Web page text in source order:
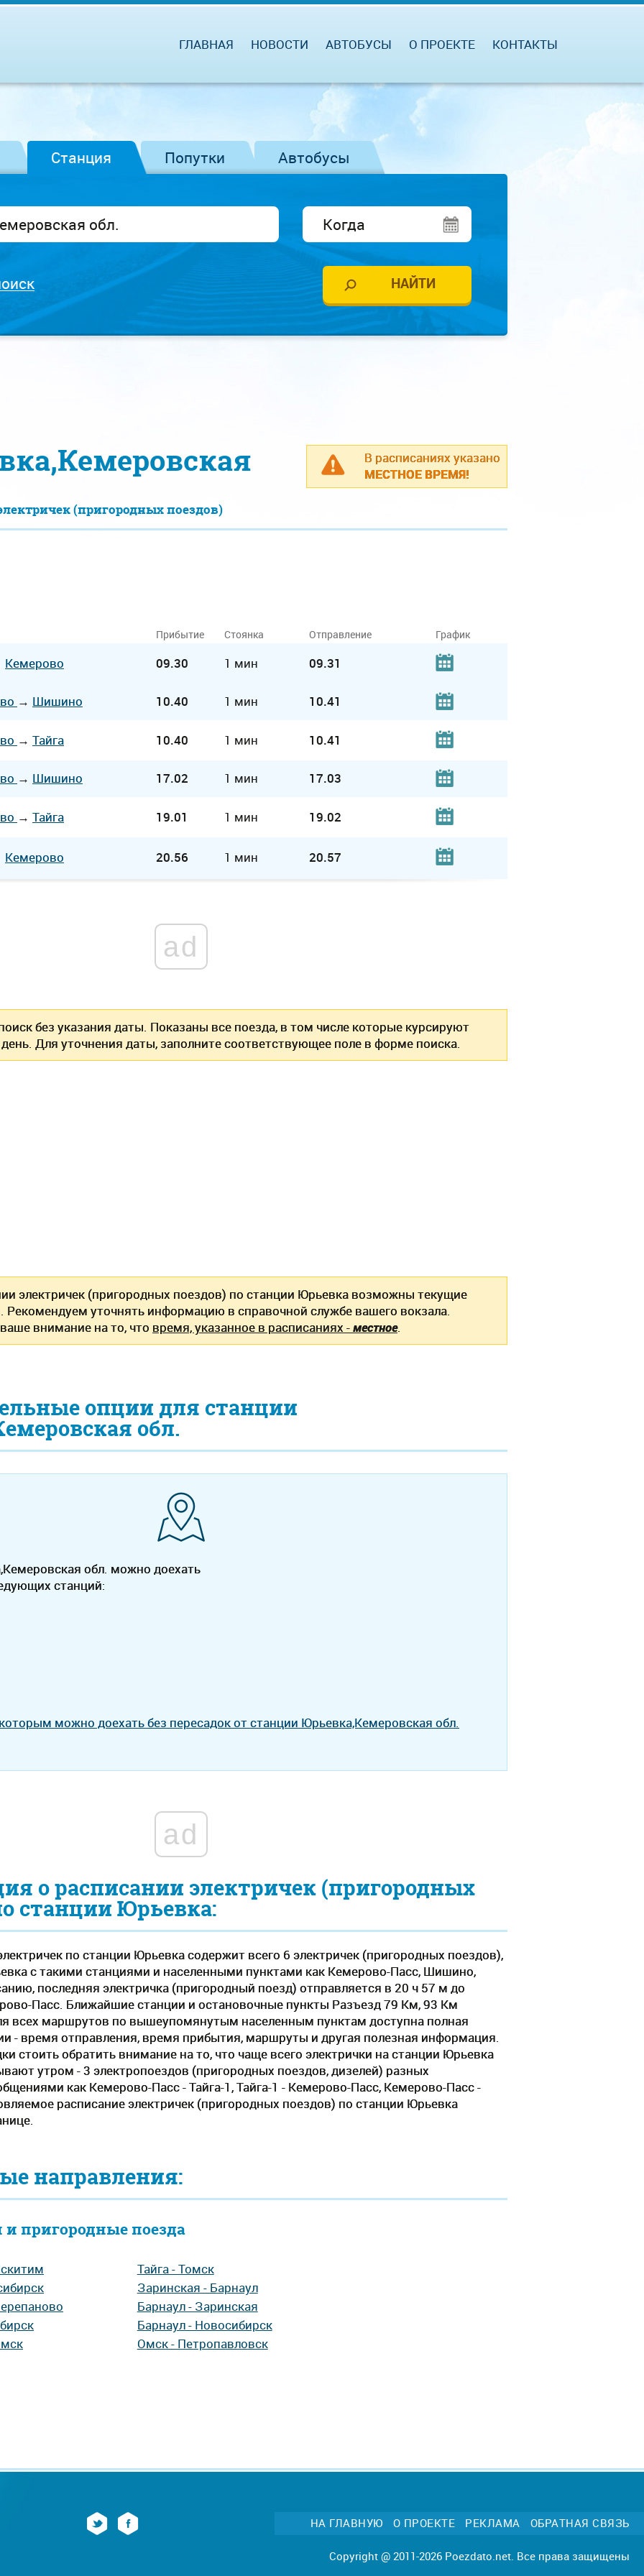
ГЛАВНАЯ НОВОСТИ АВТОБУСЫ О ПРОЕКТЕ КОНТАКТЫ
Станция Попутки Автобусы
В расписаниях указано
МЕСТНОЕ ВРЕМЯ!
(пригородных поездов)
о расписании электричек (пригородных
станции Юрьевка:
по станции Юрьевка содержит всего 6 электричек (пригородных поездов),
с такими станциями и населенными пунктами как Кемерово-Пасс, Шишино,
последняя электричка (пригородный поезд) отправляется в 20 ч 57 м до
Пасс. Ближайшие станции и остановочные пункты Разъезд 79 Км, 93 Км
всех маршрутов по вышеупомянутым населенным пунктам доступна полная
- время отправления, время прибытия, маршруты и другая полезная информация.
стоить обратить внимание на то, что чаще всего электрички на станции Юрьевка
утром - 3 электропоездов (пригородных поездов, дизелей) разных
как Кемерово-Пасс - Тайга-1, Тайга-1 - Кемерово-Пасс, Кемерово-Пасс -
расписание электричек (пригородных поездов) по станции Юрьевка
направления:
пригородные поезда
Тайга - Томск
Заринская - Барнаул
Барнаул - Заринская
Барнаул - Новосибирск
Омск - Петропавловск
Прибытие Стоянка Отправление График
Кемерово 09.30 1 мин 09.31
→ Шишино 10.40 1 мин
10.41
→ Тайга 10.40 1 мин 10.41
→ Шишино 17.02 1 мин
17.03
→ Тайга 19.01 1 мин 19.02
Кемерово 20.56 1 мин 20.57
ad
без указания даты. Показаны все поезда, в том числе которые курсируют
Для уточнения даты, заполните соответствующее поле в форме поиска.
электричек (пригородных поездов) по станции Юрьевка возможны текущие
Рекомендуем уточнять информацию в справочной службе вашего вокзала.
внимание на то, что время, указанное в расписаниях -местное.
опции для станции
обл.
обл. можно доехать
станций:
можно доехать без пересадок от станции Юрьевка,Кемеровская обл.
ad
НА ГЛАВНУЮ О ПРОЕКТЕ РЕКЛАМА ОБРАТНАЯ СВЯЗЬ
Copyright @ 2011-2026 Poezdato.net. Все права защищены